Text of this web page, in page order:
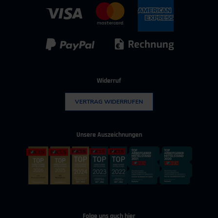
IT & Digitalisierung
Technischer Vertrieb
Widerruf
VERTRAG WIDERRUFEN
Unsere Auszeichnungen
Folge uns auch hier